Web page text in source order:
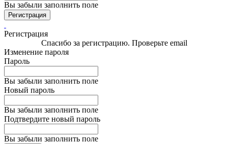
Вы забыли заполнить поле
Регистрация
Регистрация
Спасибо за регистрацию. Проверьте email
Изменение пароля
Пароль
Вы забыли заполнить поле
Новый пароль
Вы забыли заполнить поле
Подтвердите новый пароль
Вы забыли заполнить поле